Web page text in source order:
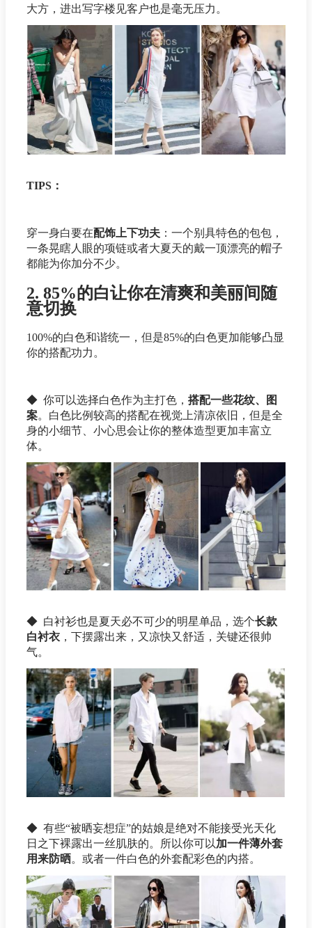
大方，进出写字楼见客户也是毫无压力。
TIPS：
穿一身白要在配饰上下功夫 ：一个别具特色的包包，
一条晃瞎人眼的项链或者大夏天的戴一顶漂亮的帽子
都能为你加分不少。
2. 85%的白让你在清爽和美丽间随
意切换
100%的白色和谐统一，但是85%的白色更加能够凸显
你的搭配功力。
◆ 你可以选择白色作为主打色， 搭配一些花纹、图
案。白色比例较高的搭配在视觉上清凉依旧，但是全
身的小细节、小心思会让你的整体造型更加丰富立
体。
◆ 白衬衫也是夏天必不可少的明星单品，选个长款
白衬衣 ，下摆露出来，又凉快又舒适，关键还很帅
气。
◆ 有些“被晒妄想症”的姑娘是绝对不能接受光天化
日之下裸露出一丝肌肤的。所以你可以加一件薄外套
用来防晒。或者一件白色的外套配彩色的内搭。